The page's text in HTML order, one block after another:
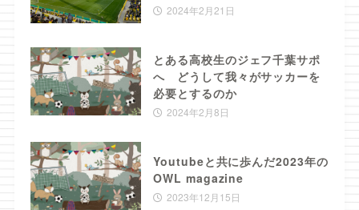
2024年2月21日
とある高校生のジェフ千葉サポ
へ どうして我々がサッカーを
必要とするのか
2024年2月8日
Youtubeと共に歩んだ2023年の
OWL magazine
2023年12月15日